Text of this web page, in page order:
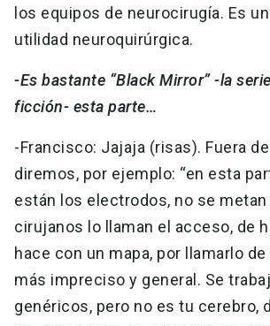
los equipos de neurocirugía. Es
utilidad neuroquirúrgica.
-Es bastante “Black Mirror” -la
ficción- esta parte…
-Francisco: Jajaja (risas). Fuera
diremos, por ejemplo: “en esta
están los electrodos, no se metan
cirujanos lo llaman el acceso, de
hace con un mapa, por llamarlo
más impreciso y general. Se
genéricos, pero no es tu cerebro,